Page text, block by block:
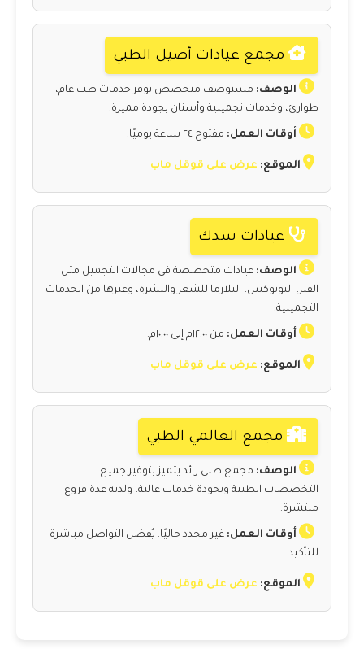
مجمع عيادات أصيل الطبي
الوصف: مستوصف متخصص يوفر خدمات طب عام،
طوارئ، وخدمات تجميلية وأسنان بجودة مميزة.
أوقات العمل: مفتوح ٢٤ ساعة يوميًا.
الموقع: عرض على قوقل ماب
عيادات سدك
الوصف: عيادات متخصصة في مجالات التجميل مثل
الفلر، البوتوكس، البلازما للشعر والبشرة، وغيرها من الخدمات
التجميلية.
أوقات العمل: من ١٢:٠٠م إلى ١٠:٠٠م.
الموقع: عرض على قوقل ماب
مجمع العالمي الطبي
الوصف: مجمع طبي رائد يتميز بتوفير جميع
التخصصات الطبية وبجودة خدمات عالية، ولديه عدة فروع
منتشرة.
أوقات العمل: غير محدد حاليًا. يُفضل التواصل مباشرة
للتأكيد.
الموقع: عرض على قوقل ماب